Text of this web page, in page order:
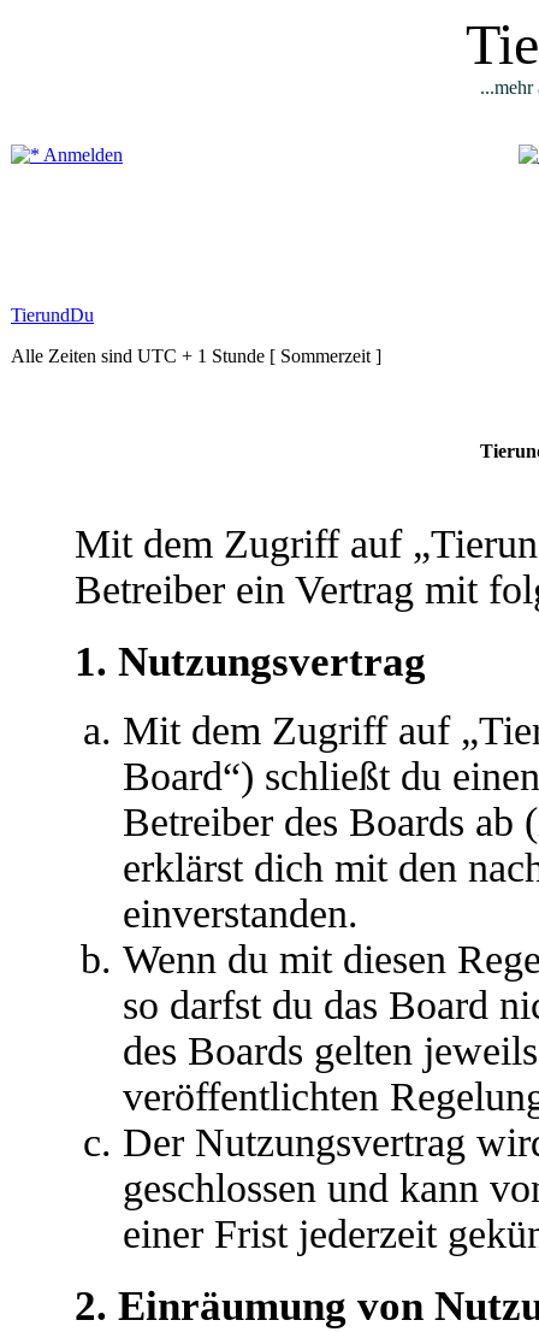
...mehr
Anmelden
TierundDu
Alle Zeiten sind UTC + 1 Stunde [ Sommerzeit ]
Mit dem Zugriff auf
Betreiber ein Vertrag mit
1. Nutzungsvertrag
Mit dem Zugriff auf
Board“) schließt du
Betreiber des Boards ab
erklärst dich mit den
einverstanden.
Wenn du mit diesen
so darfst du das Board
des Boards gelten
veröffentlichten
Der Nutzungsvertrag
geschlossen und kann
einer Frist jederzeit
2. Einräumung von